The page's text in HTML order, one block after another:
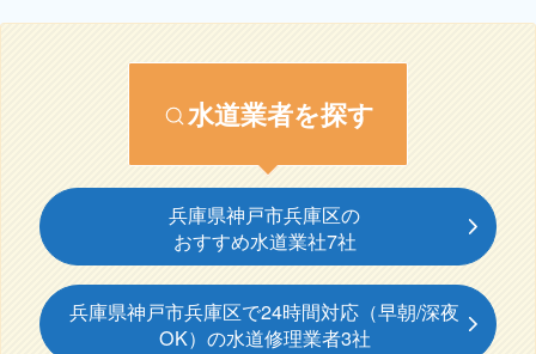
水道業者を探す
兵庫県神戸市兵庫区の
おすすめ水道業社7社
兵庫県神戸市兵庫区で24時間対応（早朝/深夜
OK）の水道修理業者3社